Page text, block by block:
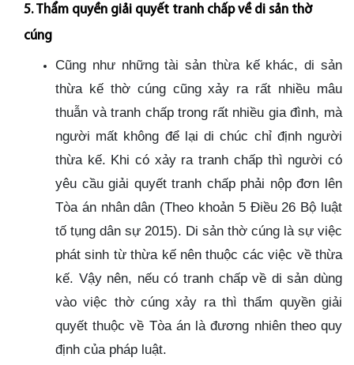
5. Thẩm quyền giải quyết tranh chấp về di sản thờ
cúng
Cũng như những tài sản thừa kế khác, di sản
thừa kế thờ cúng cũng xảy ra rất nhiều mâu
thuẫn và tranh chấp trong rất nhiều gia đình, mà
người mất không để lại di chúc chỉ định người
thừa kế. Khi có xảy ra tranh chấp thì người có
yêu cầu giải quyết tranh chấp phải nộp đơn lên
Tòa án nhân dân (Theo khoản 5 Điều 26 Bộ luật
tố tụng dân sự 2015). Di sản thờ cúng là sự việc
phát sinh từ thừa kế nên thuộc các việc về thừa
kế. Vậy nên, nếu có tranh chấp về di sản dùng
vào việc thờ cúng xảy ra thì thẩm quyền giải
quyết thuộc về Tòa án là đương nhiên theo quy
định của pháp luật.